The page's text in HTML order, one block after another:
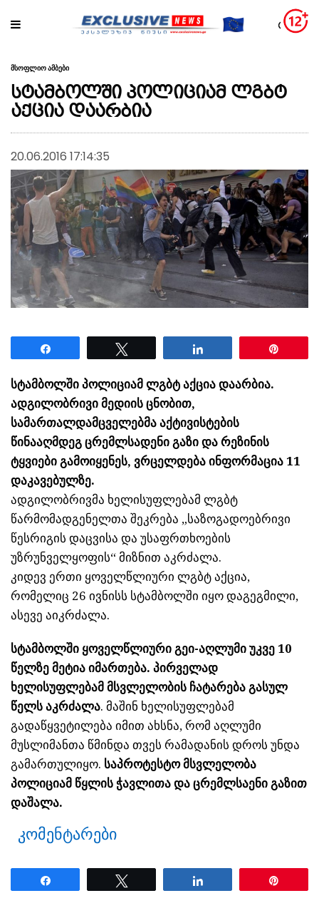
მსოფლიო ამბები
სტამბოლში პოლიციამ ლგბტ
აქცია დაარბია
20.06.2016 17:14:35
სტამბოლში პოლიციამ ლგბტ აქცია დაარბია.
ადგილობრივი მედიის ცნობით,
სამართალდამცველებმა აქტივისტების
წინააღმდეგ ცრემლსადენი გაზი და რეზინის
ტყვიები გამოიყენეს, ვრცელდება ინფორმაცია 11
დაკავებულზე.
ადგილობრივმა ხელისუფლებამ ლგბტ
წარმომადგენელთა შეკრება „საზოგადოებრივი
წესრიგის დაცვისა და უსაფრთხოების
უზრუნველყოფის“ მიზნით აკრძალა.
კიდევ ერთი ყოველწლიური ლგბტ აქცია,
რომელიც 26 ივნისს სტამბოლში იყო დაგეგმილი,
ასევე აიკრძალა.
სტამბოლში ყოველწლიური გეი-აღლუმი უკვე 10
წელზე მეტია იმართება. პირველად
ხელისუფლებამ მსვლელობის ჩატარება გასულ
წელს აკრძალა. მაშინ ხელისუფლებამ
გადაწყვეტილება იმით ახსნა, რომ აღლუმი
მუსლიმანთა წმინდა თვეს რამადანის დროს უნდა
გამართულიყო. საპროტესტო მსვლელობა
პოლიციამ წყლის ჭავლითა და ცრემლსაენი გაზით
დაშალა.
კომენტარები